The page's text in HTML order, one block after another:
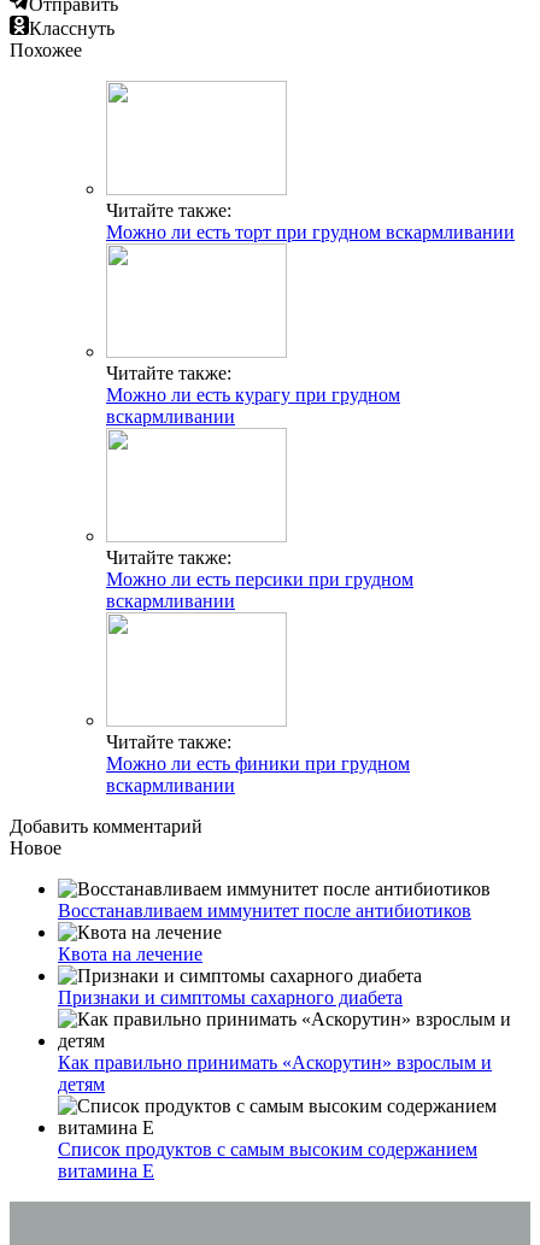
Отправить
Класснуть
Похожее
Читайте также:
Можно ли есть торт при грудном вскармливании
Читайте также:
Можно ли есть курагу при грудном
вскармливании
Читайте также:
Можно ли есть персики при грудном
вскармливании
Читайте также:
Можно ли есть финики при грудном
вскармливании
Добавить комментарий
Новое
Восстанавливаем иммунитет после антибиотиков
Квота на лечение
Признаки и симптомы сахарного диабета
Как правильно принимать «Аскорутин» взрослым и
детям
Список продуктов с самым высоким содержанием
витамина E